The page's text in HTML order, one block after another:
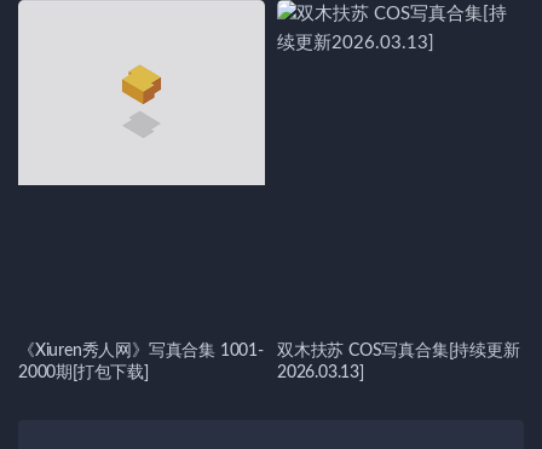
《Xiuren秀人网》写真合集 1001-
2000期[打包下载]
双木扶苏 COS写真合集[持续更新
2026.03.13]